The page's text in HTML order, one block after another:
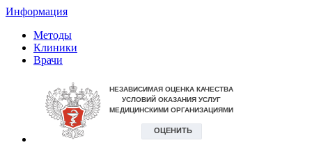
Информация
Методы
Клиники
Врачи